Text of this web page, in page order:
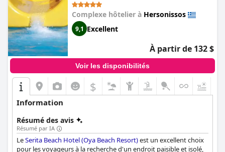
Complexe hôtelier à Hersonissos
9,1 Excellent
À partir de 132 $
Voir les disponibilités
$
Information
Résumé des avis
Résumé par IA
LeSerita Beach Hotel (Oya Beach Resort)est un excellent choix
pour les voyageurs à la recherche d'un endroit paisible et isolé,